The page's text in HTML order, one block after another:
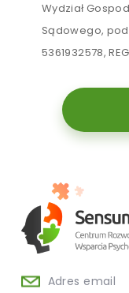
Wydział
Sądowego, pod
5361932578,
Adres email